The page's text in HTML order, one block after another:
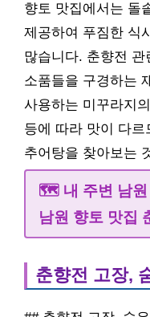
향토 맛집에서는 돌
제공하여 푸짐한 식
많습니다. 춘향전
소품들을 구경하는
사용하는 미꾸라지
등에 따라 맛이 다르
추어탕을 찾아보는
🗺️ 내 주변 남원
남원 향토 맛집
춘향전 고장,